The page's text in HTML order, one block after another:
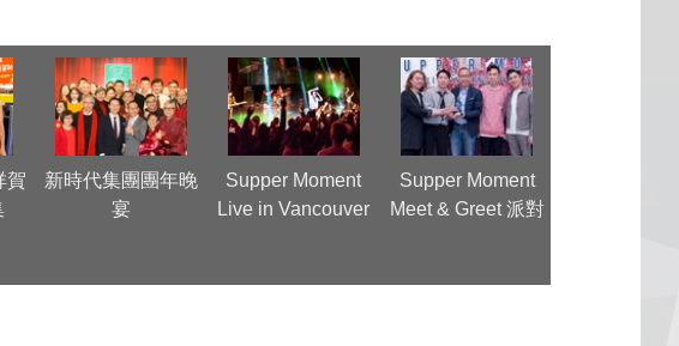
賀
新時代集團團年晚
宴
Supper Moment
Live in Vancouver
Supper Moment
Meet & Greet 派對